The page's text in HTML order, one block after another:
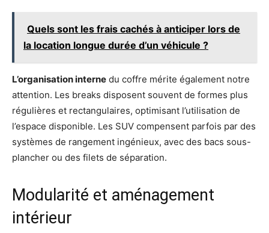
Quels sont les frais cachés à anticiper lors de
la location longue durée d’un véhicule ?
L’organisation interne du coffre mérite également notre
attention. Les breaks disposent souvent de formes plus
régulières et rectangulaires, optimisant l’utilisation de
l’espace disponible. Les SUV compensent parfois par des
systèmes de rangement ingénieux, avec des bacs sous-
plancher ou des filets de séparation.
Modularité et aménagement
intérieur